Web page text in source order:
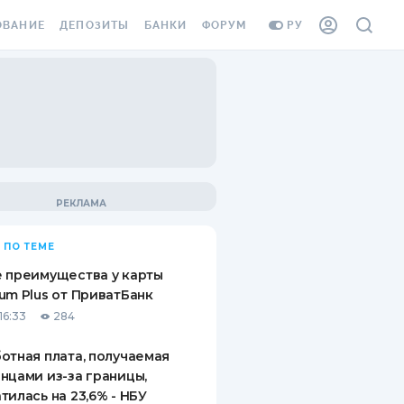
РУ
ВИНЬЕТКА
СОТРУДНИКОВ
ОТ
СЛУЧАЕВ
ДЕПОЗИТЫ
ВОПРОСЫ И ОТВЕТЫ
ПУТЕВОДИТЕЛИ ПО
БАНКИ ФОРУМ
ПО ТЕМЕ
преимущества у карты
Plus от ПриватБанк
284
плата, получаемая
из-за границы,
на 23,6% - НБУ